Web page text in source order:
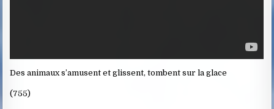
Des animaux s’amusent et glissent, tombent sur la glace
(755)